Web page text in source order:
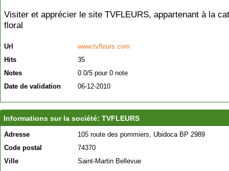
Visiter et apprécier le site TVFLEURS, appartenant à la
floral
Url
www.tvfleurs.com
Hits
35
Notes
0.0/5 pour 0 note
Date de validation
06-12-2010
Informations sur la société: TVFLEURS
Adresse
105 route des pommiers, Ubidoca BP 2989
Code postal
74370
Ville
Saint-Martin Bellevue